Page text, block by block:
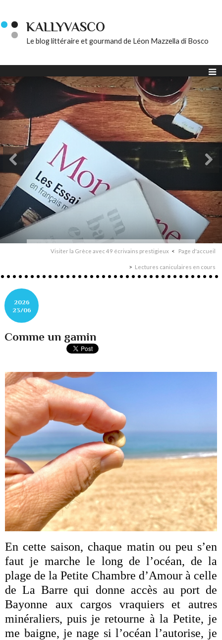
KALLYVASCO
Le blog littéraire et gourmand de Léon Mazzella di Bosco
Visiter la Grèce avec 49 écrivains prestigieux Page d'accueil
Lectures caniculaires en cours
2026
23/06
Comme un gamin
En cette saison, chaque matin ou peu s’en
faut je marche le long de l’océan, de la
plage de la Petite Chambre d’Amour à celle
de La Barre qui donne accès au port de
Bayonne aux cargos vraquiers et autres
minéraliers, puis je retourne à la Petite, je
me baigne, je nage si l’océan l’autorise, je